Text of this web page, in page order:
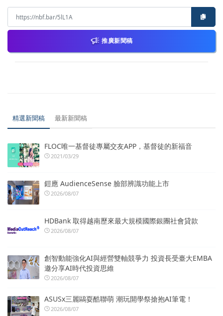
推廣新聞稿
精選新聞稿 最新新聞稿
FLOC唯一基督徒專屬交友APP，基督徒的新福音
2021/03/29
鎧應 AudienceSense 臉部辨識功能上市
2026/08/07
HDBank 取得越南歷來最大規模國際銀團社會貸款
2026/08/07
創智動能強化AI與經營雙軸競爭力 投資長受臺大EMBA
邀分享AI時代投資思維
2026/08/07
ASUSx三麗鷗耍酷聯萌 潮玩開學祭搶抱AI筆電！
2026/08/07